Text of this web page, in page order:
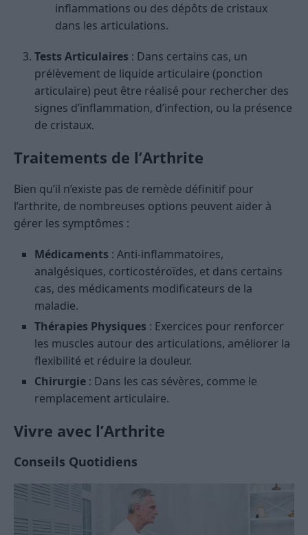
inflammations ou des dépôts de cristaux
dans les articulations.
Tests Articulaires : Dans certains cas, un
prélèvement de liquide articulaire (ponction
articulaire) peut être réalisé pour rechercher des
signes d’inflammation, d’infection, ou la présence
de cristaux.
Traitements de l’Arthrite
Bien qu’il n’existe pas de remède définitif pour
l’arthrite, de nombreuses options peuvent aider à
gérer les symptômes :
Médicaments : Anti-inflammatoires,
analgésiques, corticostéroïdes, et dans certains
cas, des médicaments modificateurs de la
maladie.
Thérapies Physiques : Exercices pour renforcer
les muscles autour des articulations, améliorer la
flexibilité et réduire la douleur.
Chirurgie : Dans les cas sévères, comme le
remplacement articulaire.
Vivre avec l’Arthrite
Conseils Quotidiens